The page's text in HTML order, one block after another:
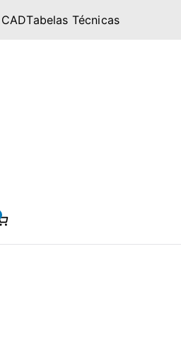
Tabelas Técnicas